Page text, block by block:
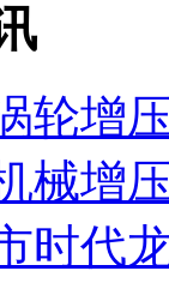
轮增
械增
时代